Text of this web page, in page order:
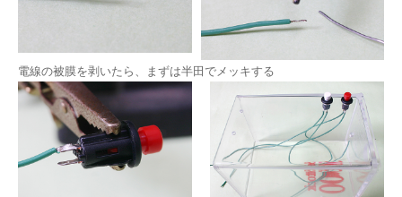
電線の被膜を剥いたら、まずは半田でメッキする